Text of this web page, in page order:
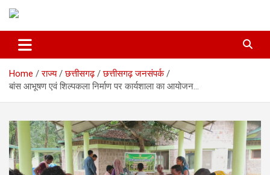
Home राज्य छत्तीसगढ़
छत्तीसगढ़ जनसंपर्क
बांस आभूषण एवं शिल्पकला निर्माण पर कार्यशाला का आयोजन…